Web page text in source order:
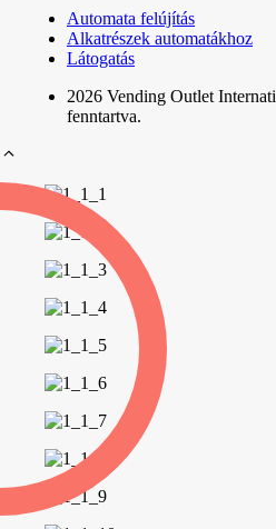
Automata felújítás
Alkatrészek automatákhoz
Látogatás
2026 Vending Outlet
fenntartva.